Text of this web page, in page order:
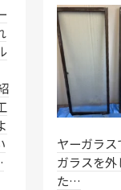
ヤーガラ
ガラスを
た…